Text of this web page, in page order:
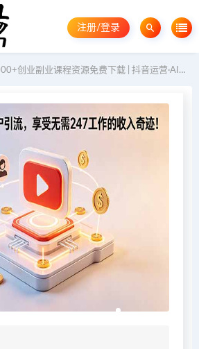
注册/登录
业副业课程资源免费下载 | 抖音运营·AI教程·GEO优化